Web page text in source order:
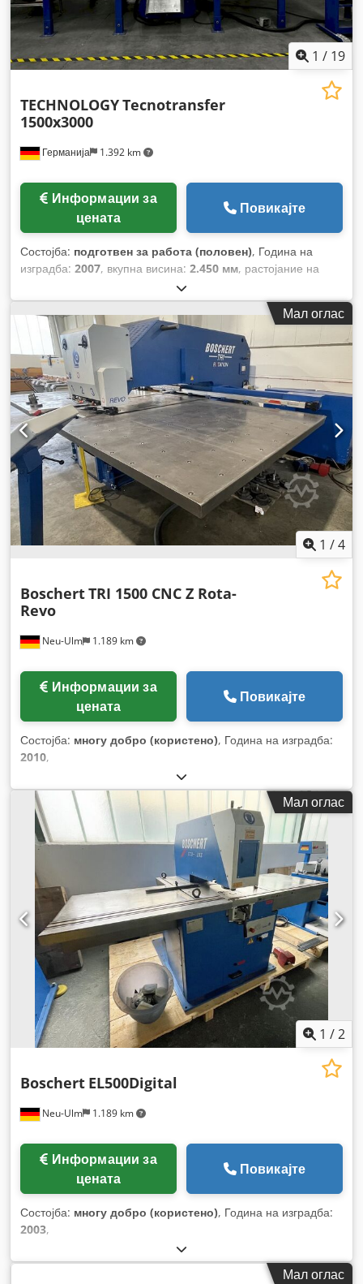
1 / 19
Германија 1.392 km
TECHNOLOGYTecnotransfer
1500x3000
цената
Повикајте
Состојба: подготвен за работа (половен), Година на
изградба: 2007, вкупна висина: 2.450 мм, растојание на
3.090 мм
мм, вкупна тежина:8.400 кг, ширина на масата:3.000 мм,
должина на масата:1.500 мм, произведувач на контролери:
FANUC, модел на контролер: FANUC 16I-PB
Мал оглас
1 /4
Neu-Ulm 1.189 km
BoschertTRI 1500 CNC Z Rota-
Revo
цената
Повикајте
Состојба: многу добро (користено), Година на изградба:
2010,
Мал оглас
1 /2
Neu-Ulm 1.189 km
Boschert EL500Digital
цената
Повикајте
Состојба: многу добро (користено), Година на изградба:
2003,
Мал оглас